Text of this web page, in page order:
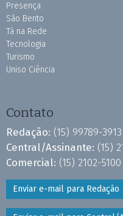
Presença
São Bento
Tá na Rede
Tecnologia
Turismo
Uniso Ciência
Contato
Redação: (15) 99789-3913
Central/Assinante: (15)
Comercial: (15) 2102-
Enviar e-mail para Redação